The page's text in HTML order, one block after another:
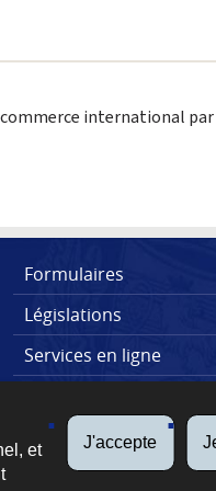
et
J'accepte
international
Formulaires
Législations
Services en ligne